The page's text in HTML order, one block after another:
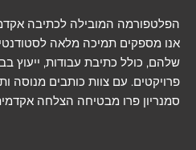
הפלטפורמה המובילה לכתיבה
אנו מספקים תמיכה מלאה
שלהם, כולל כתיבת עבודות, ייעוץ
פרויקטים. עם צוות כותבים מנוסה
סמנריון פרו מבטיחה הצלחה